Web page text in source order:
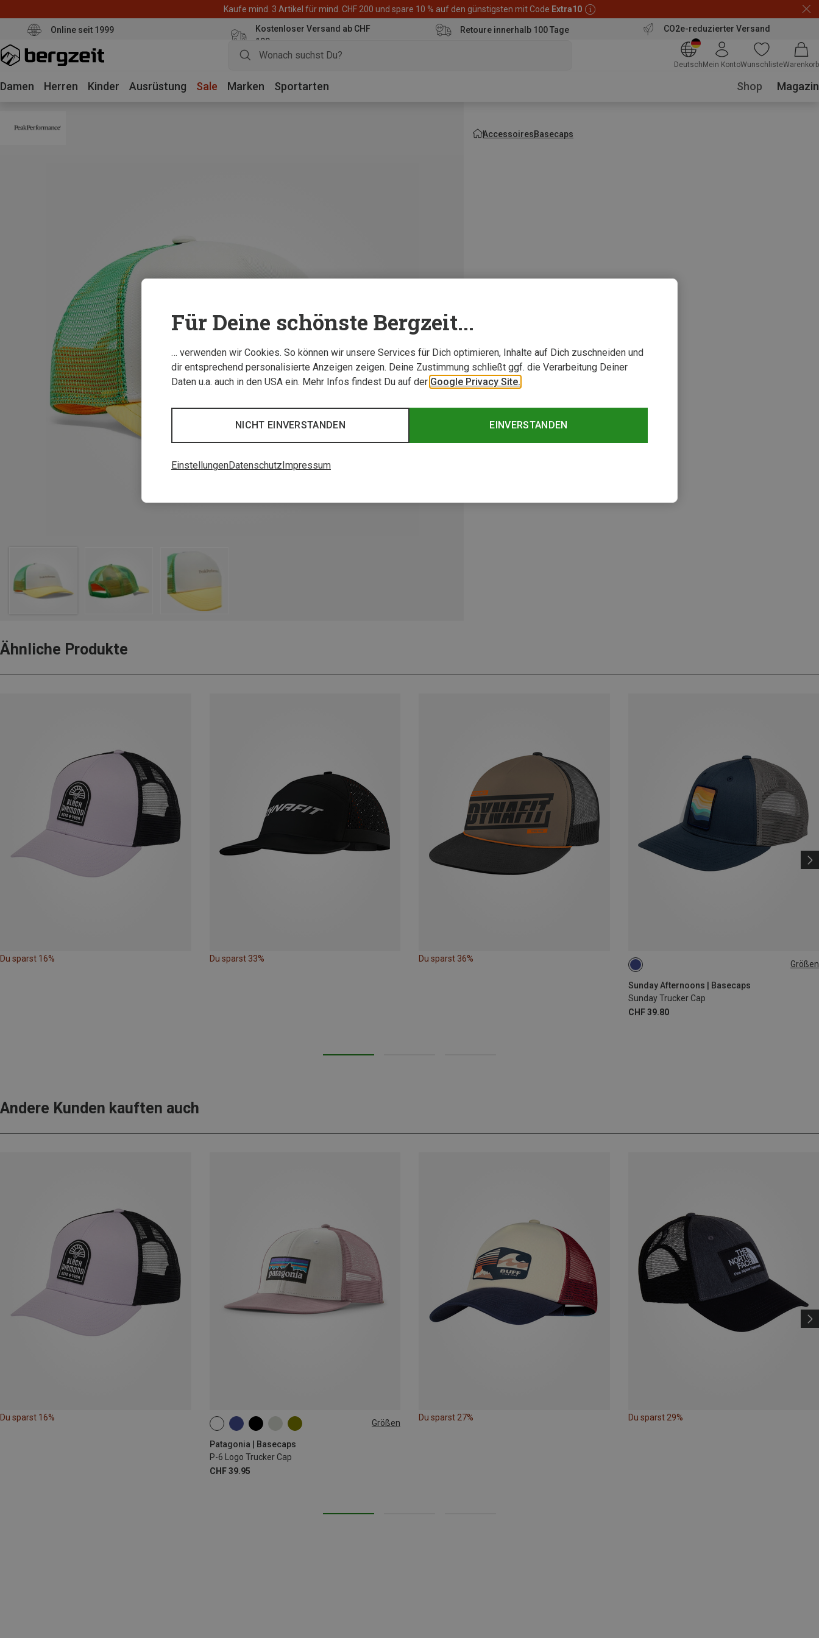
Kaufe mind. 3 Artikel für mind. CHF 200 und spare 10 % auf den günstigsten mit Code Extra10
Online seit 1999
Kostenloser Versand ab CHF
100
Retoure innerhalb 100 Tage CO2e-reduzierter Versand
Deutsch Mein KontoWunschlisteWarenkorb
Damen Herren Kinder Ausrüstung Sale Marken Sportarten Shop Magazin
AccessoiresBasecaps
Ähnliche Produkte
Du sparst 16% Du sparst 33% Du sparst 36%
Größen
Sunday Afternoons | Basecaps
Sunday Trucker Cap
CHF 39.80
ONE SIZE
Andere Kunden kauften auch
Du sparst 16%
Größen
Patagonia | Basecaps
P-6 Logo Trucker Cap
CHF 39.95
ONE SIZE
Du sparst 27% Du sparst 29%
Für Deine schönste Bergzeit...
… verwenden wir Cookies. So können wir unsere Services für Dich optimieren, Inhalte auf Dich zuschneiden und
dir entsprechend personalisierte Anzeigen zeigen. Deine Zustimmung schließt ggf. die Verarbeitung Deiner
Daten u.a. auch in den USA ein. Mehr Infos findest Du auf der Google Privacy Site.
EINVERSTANDEN
NICHT EINVERSTANDEN
EinstellungenDatenschutz Impressum